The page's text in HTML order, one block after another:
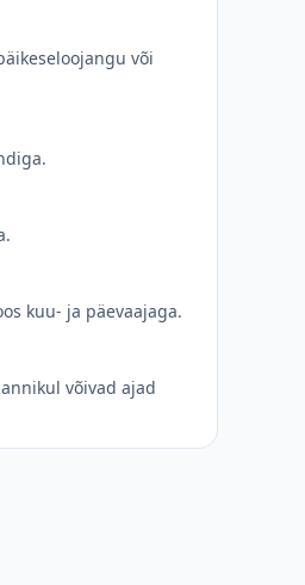
või
kuu- ja päevaajaga.
võivad ajad